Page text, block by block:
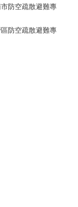
防空疏散避難專
防空疏散避難專